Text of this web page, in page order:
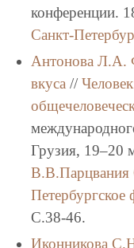
конференции.
Санкт-
Антонова Л.А.
вкуса //
Грузия, 19–20
В.В.Парцвания
Петербургское
C.38-46.
Иконникова